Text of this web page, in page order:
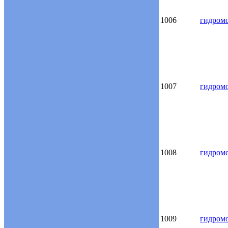
1006
1007
1008
1009